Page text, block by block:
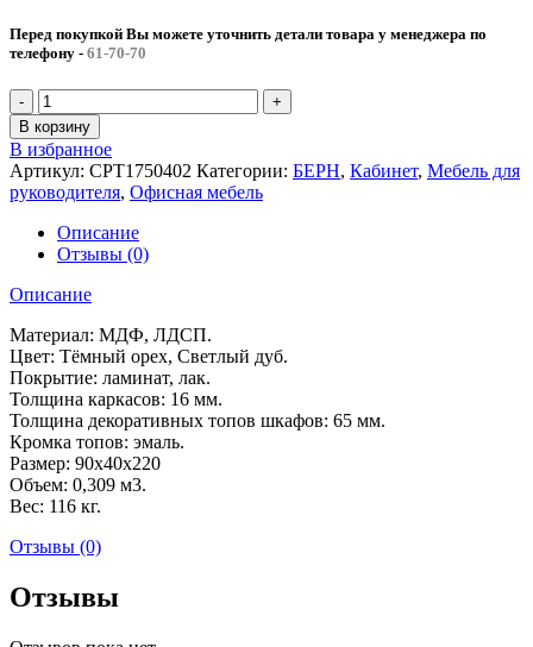
Перед покупкой Вы можете уточнить детали товара у менеджера по
телефону - 61-70-70
Количество
товара
Шкаф
для
бумаг
высокий
БЕРН
(90x40x220)
В корзину
В избранное
Артикул: CPT1750402 Категории: БЕРН, Кабинет, Мебель для
руководителя, Офисная мебель
Описание
Отзывы (0)
Описание
Материал: МДФ, ЛДСП.
Цвет: Тёмный орех, Светлый дуб.
Покрытие: ламинат, лак.
Толщина каркасов: 16 мм.
Толщина декоративных топов шкафов: 65 мм.
Кромка топов: эмаль.
Размер: 90x40x220
Объем: 0,309 м3.
Вес: 116 кг.
Отзывы (0)
Отзывы